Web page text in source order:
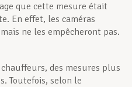
que cette mesure était
En effet, les caméras
ne les empêcheront pas.
des mesures plus
Toutefois, selon le